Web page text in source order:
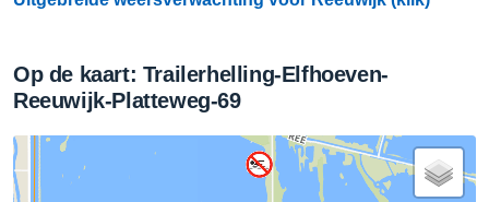
Op de kaart: Trailerhelling-Elfhoeven-
Reeuwijk-Platteweg-69